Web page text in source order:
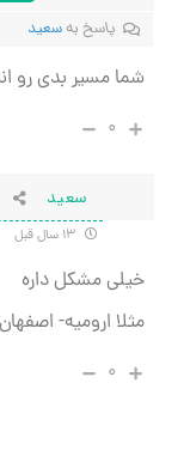
پاسخ بهسعید
شما مسیر بدی رو
۰
سعید
خیلی مشکل داره
مثلا ارومیه- اصفهان رو تقریبا ۵۰۰
۰